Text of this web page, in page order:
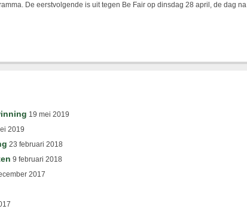
De eerstvolgende is uit tegen Be Fair op dinsdag 28 april, de dag na
19 mei 2019
2019
23 februari 2018
9 februari 2018
2017